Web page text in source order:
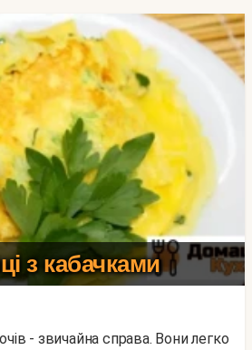
з кабачками